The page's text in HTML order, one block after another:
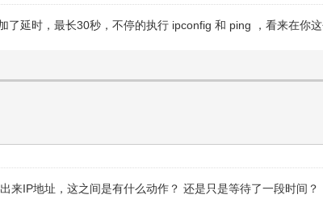
延时，最长30秒，不停的执行 ipconfig 和 ping ，看来在你这
来IP地址，这之间是有什么动作？ 还是只是等待了一段时间？